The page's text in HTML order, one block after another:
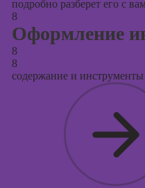
подробно разберет его с
8
Оформление
8
8
содержание и инструменты